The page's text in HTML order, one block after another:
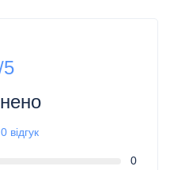
0 відгук
0